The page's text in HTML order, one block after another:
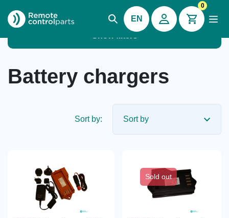
EN
0
Battery chargers
Sort by:
Sold out